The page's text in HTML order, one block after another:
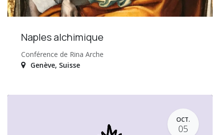
Naples alchimique
Conférence de Rina Arche
Genève, Suisse
OCT.
05